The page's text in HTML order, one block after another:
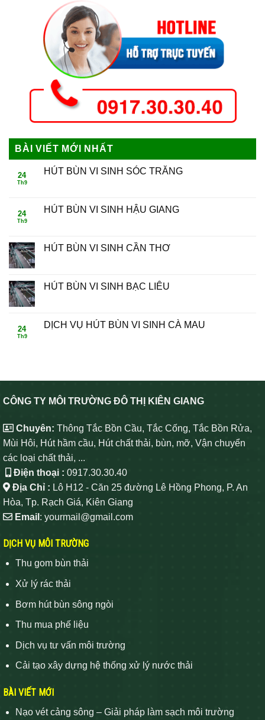
BÀI VIẾT MỚI NHẤT
24
Th9
HÚT BÙN VI SINH SÓC TRĂNG
24
Th9
HÚT BÙN VI SINH HẬU GIANG
HÚT BÙN VI SINH CẦN THƠ
HÚT BÙN VI SINH BẠC LIÊU
24
Th9
DỊCH VỤ HÚT BÙN VI SINH CÀ MAU
CÔNG TY MÔI TRƯỜNG ĐÔ THỊ KIÊN GIANG
Chuyên: Thông Tắc Bồn Cầu, Tắc Cống, Tắc Bồn Rửa,
Mùi Hôi, Hút hầm cầu, Hút chất thải, bùn, mỡ, Vận chuyển
các loại chất thải, ...
Điện thoại : 0917.30.30.40
Địa Chỉ : Lô H12 - Căn 25 đường Lê Hồng Phong, P. An
Hòa, Tp. Rạch Giá, Kiên Giang
Email : yourmail@gmail.com
DỊCH VỤ MÔI TRƯỜNG
Thu gom bùn thải
Xử lý rác thải
Bơm hút bùn sông ngòi
Thu mua phế liệu
Dịch vụ tư vấn môi trường
Cải tạo xây dựng hệ thống xử lý nước thải
BÀI VIẾT MỚI
Nạo vét cảng sông – Giải pháp làm sạch môi trường